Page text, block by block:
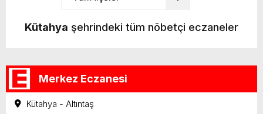
Kütahya şehrindeki tüm nöbetçi eczaneler
Merkez Eczanesi
Kütahya - Altıntaş